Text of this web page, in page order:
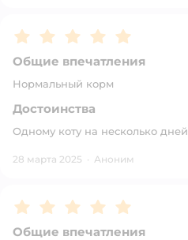
Рейтинг:5
Общие впечатления
Нормальный корм
Достоинства
Одному коту на несколько дней
28 марта 2025 · Аноним
Рейтинг:5
Общие впечатления